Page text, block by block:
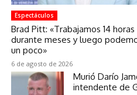
Espectáculos
Brad Pitt: «Trabajamos 14 horas
durante meses y luego
un poco»
6 de agosto de 2026
Murió Darío
intendente de